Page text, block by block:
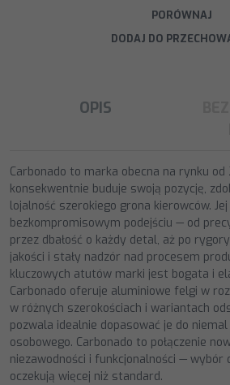
i
n
i
e
PORÓWNAJ
DODAJ DO
OPIS
Carbonado to marka obecna na rynku od
konsekwentnie buduje swoją pozycję,
lojalność szerokiego grona kierowców.
bezkompromisowym podejściu — od
przez dbałość o każdy detal, aż po
jakości i stały nadzór nad procesem
kluczowych atutów marki jest bogata i
Carbonado oferuje aluminiowe felgi w
w różnych szerokościach i wariantach
pozwala idealnie dopasować je do
osobowego. Carbonado to połączenie
niezawodności i funkcjonalności — wybór
oczekują więcej niż standard.